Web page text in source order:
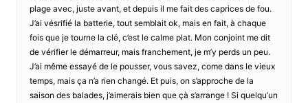
plage avec, juste avant, et depuis il me fait des caprices de fou.
J’ai vésrifié la batterie, tout semblait ok, mais en fait, à chaque
fois que je tourne la clé, c’est le calme plat. Mon conjoint me dit
de vérifier le démarreur, mais franchement, je m’y perds un peu.
J’ai même essayé de le pousser, vous savez, come dans le vieux
temps, mais ça n’a rien changé. Et puis, on s’approche de la
saison des balades, j’aimerais bien que çà s’arrange ! Si quelqu’un